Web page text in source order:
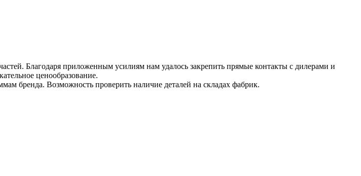
Благодаря приложенным усилиям нам удалось закрепить прямые контакты с дилерами и
ценообразование.
бренда. Возможность проверить наличие деталей на складах фабрик.